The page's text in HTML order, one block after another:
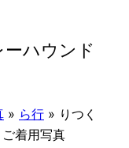
ハウンド
» ら行 » りつく
着用写真